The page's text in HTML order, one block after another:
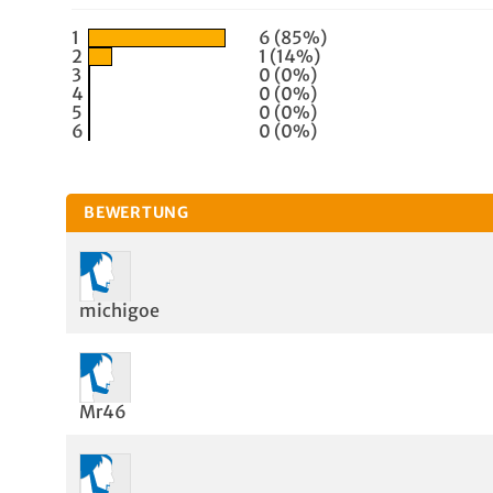
1
6 (85%)
2
1 (14%)
3
0 (0%)
4
0 (0%)
5
0 (0%)
6
0 (0%)
BEWERTUNG
michigoe
Mr46